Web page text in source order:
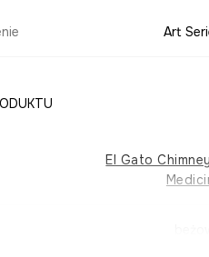
Art
El Gato